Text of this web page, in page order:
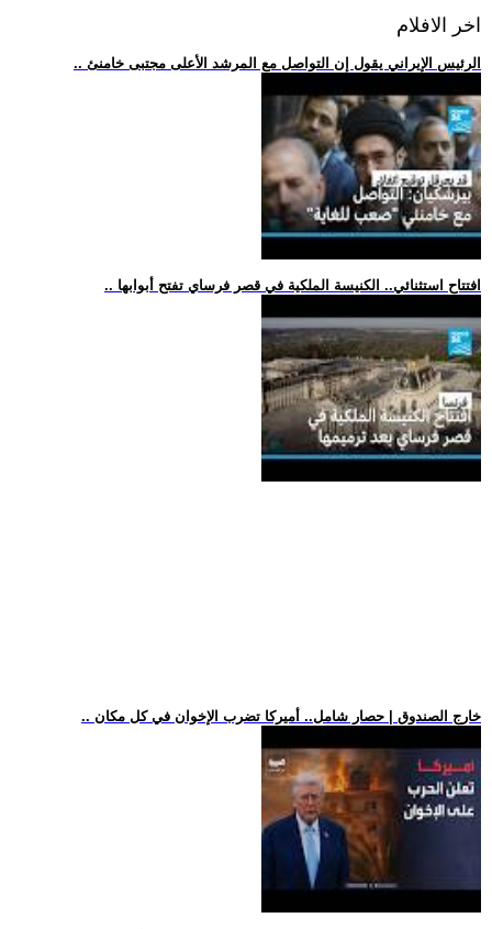
اخر الافلام
.. الرئيس الإيراني يقول إن التواصل مع المرشد الأعلى مجتبى خامنئ
.. افتتاح استثنائي.. الكنيسة الملكية في قصر فرساي تفتح أبوابها
.. خارج الصندوق | حصار شامل.. أميركا تضرب الإخوان في كل مكان